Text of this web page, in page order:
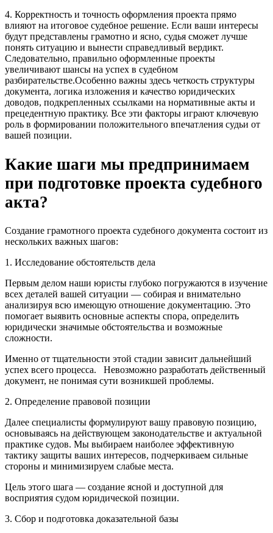
4. Корректность и точность оформления проекта прямо
влияют на итоговое судебное решение. Если ваши интересы
будут представлены грамотно и ясно, судья сможет лучше
понять ситуацию и вынести справедливый вердикт.
Следовательно, правильно оформленные проекты
увеличивают шансы на успех в судебном
разбирательстве.Особенно важны здесь четкость структуры
документа, логика изложения и качество юридических
доводов, подкрепленных ссылками на нормативные акты и
прецедентную практику. Все эти факторы играют ключевую
роль в формировании положительного впечатления судьи от
вашей позиции.
Какие шаги мы предпринимаем
при подготовке проекта судебного
акта?
Создание грамотного проекта судебного документа состоит из
нескольких важных шагов:
1. Исследование обстоятельств дела
Первым делом наши юристы глубоко погружаются в изучение
всех деталей вашей ситуации — собирая и внимательно
анализируя всю имеющую отношение документацию. Это
помогает выявить основные аспекты спора, определить
юридически значимые обстоятельства и возможные
сложности.
Именно от тщательности этой стадии зависит дальнейший
успех всего процесса. Невозможно разработать действенный
документ, не понимая сути возникшей проблемы.
2. Определение правовой позиции
Далее специалисты формулируют вашу правовую позицию,
основываясь на действующем законодательстве и актуальной
практике судов. Мы выбираем наиболее эффективную
тактику защиты ваших интересов, подчеркиваем сильные
стороны и минимизируем слабые места.
Цель этого шага — создание ясной и доступной для
восприятия судом юридической позиции.
3. Сбор и подготовка доказательной базы